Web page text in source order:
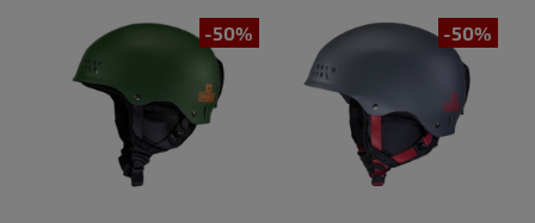
-50% -50%